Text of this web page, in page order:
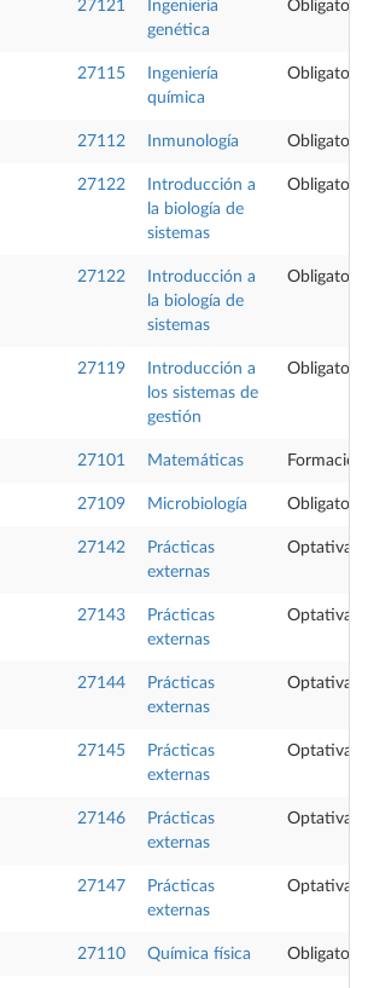
27121
Ingeniería
genética
Obligatoria
27115
Ingeniería
química
Obligatoria
27112 Inmunología Obligatoria
27122
Introducción a
la biología de
sistemas
Obligatoria
27122
Introducción a
la biología de
sistemas
Obligatoria
27119
Introducción a
los sistemas de
gestión
Obligatoria
27101 Matemáticas
27109 Microbiología Obligatoria
27142
Prácticas
externas
Optativa
27143
Prácticas
externas
Optativa
27144
Prácticas
externas
Optativa
27145
Prácticas
externas
Optativa
27146
Prácticas
externas
Optativa
27147
Prácticas
externas
Optativa
27110 Química física Obligatoria